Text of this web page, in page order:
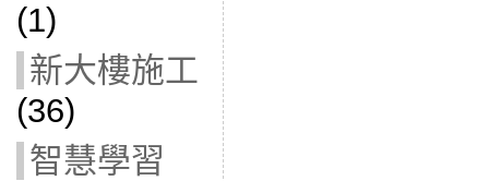
(1)
新大樓施工
(36)
智慧學習